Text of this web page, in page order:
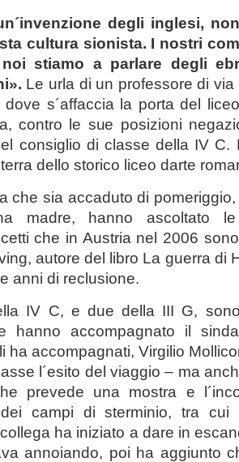
degli inglesi,
cultura sionista. I nostri
stiamo a parlare degli
Le urla di un professore di
s´affaccia la porta del
contro le sue posizioni
consiglio di classe della IV C.
dello storico liceo darte
che sia accaduto di
madre, hanno ascoltato le
che in Austria nel 2006
autore del libro La guerra di
anni di reclusione.
IV C, e due della III G,
hanno accompagnato il
ha accompagnati, Virgilio
l´esito del viaggio – ma
prevede una mostra e
campi di sterminio, tra cui
ha iniziato a dare in
annoiando, poi ha aggiunto